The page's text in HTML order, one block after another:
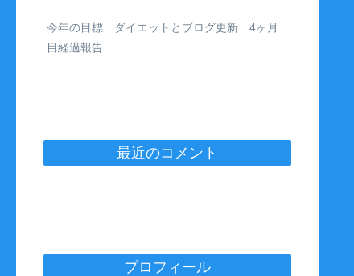
今年の目標 ダイエットとブログ更新 4ヶ月
目経過報告
最近のコメント
プロフィール